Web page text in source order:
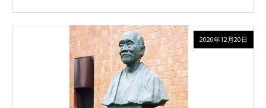
2020年12月20日